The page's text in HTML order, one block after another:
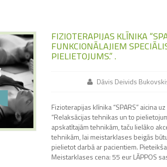
FIZIOTERAPIJAS KLĪNIKA
FUNKCIONĀLAJIEM
PIELIETOJUMS.” .
Dāvis Deivids
Fizioterapijas klīnika “SPARS” aicina
“Relaksācijas tehnikas un to
apskatītajām tehnikām, taču lielāko
tehnikām, lai meistarklases beigās
pielietot darbā ar pacientiem.
Meistarklases cena: 55 eur LĀPPOS